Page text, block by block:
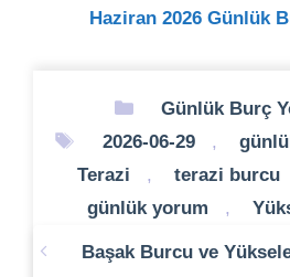
Haziran 2026 Günlük
Kategoriler
Günlük Burç
Etiketler
2026-06-29 ,
Terazi
, terazi burcu
günlük yorum
,
Başak Burcu ve